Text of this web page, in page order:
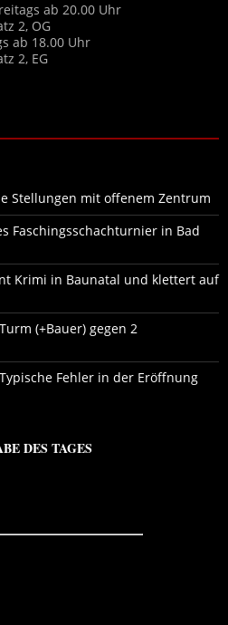
ab 20.00 Uhr
2, OG
ab 18.00 Uhr
2, EG
Stellungen mit offenem Zentrum
Faschingsschachturnier in Bad
Krimi in Baunatal und klettert auf
(+Bauer) gegen 2
Fehler in der Eröffnung
DES TAGES